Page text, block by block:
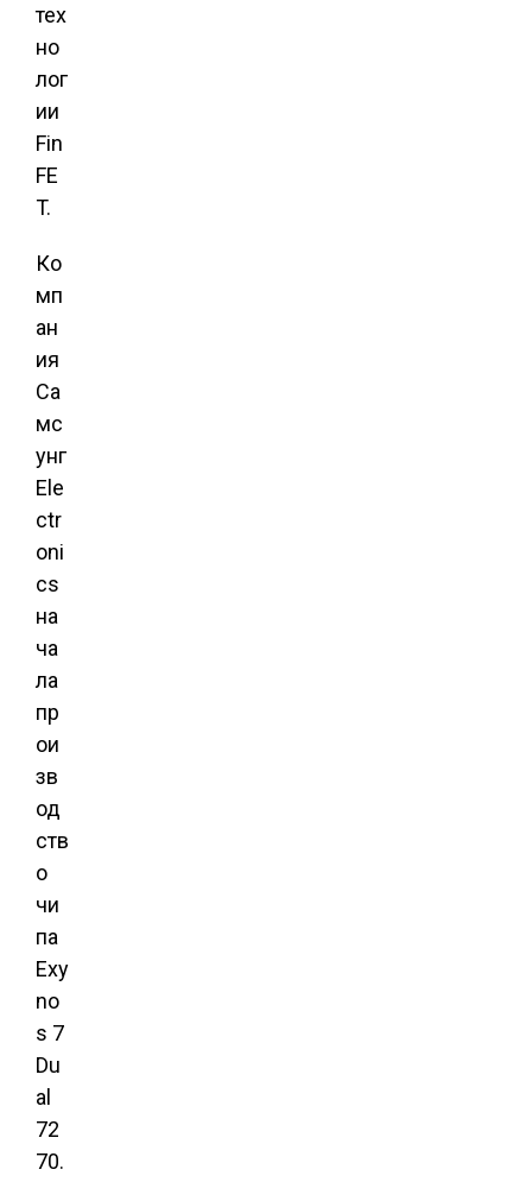
тех
но
лог
ии
Fin
FE
T.
Ко
мп
ан
ия
Са
мс
унг
Ele
ctr
oni
cs
на
ча
ла
пр
ои
зв
од
ств
о
чи
па
Exy
no
s 7
Du
al
72
70.